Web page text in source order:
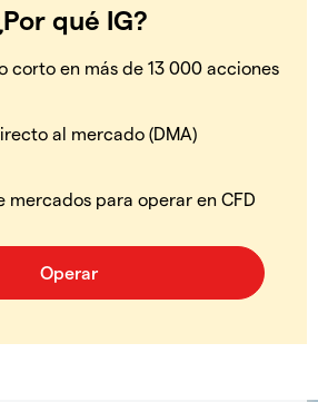
qué IG?
corto en más de 13 000 acciones
al mercado (DMA)
mercados para operar en CFD